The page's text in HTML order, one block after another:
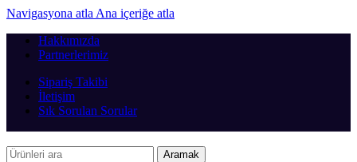
Navigasyona atla Ana içeriğe atla
Hakkımızda
Partnerlerimiz
Sipariş Takibi
İletişim
Sık Sorulan Sorular
Aramak